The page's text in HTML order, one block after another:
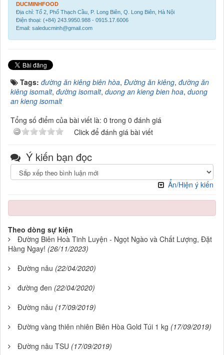
DUCMINHFOOD
Địa chỉ: Tổ 2, Phố Thạch Cầu, P. Long Biên, Q. Long Biên, Hà Nội
Điện thoại: (+84) 243.9950.988 - 0915.17.6006
Email: saleducminh@gmail.com
Tags: đường ăn kiêng biên hòa, Đường ăn kiêng, đường ăn
kiêng isomalt, đường isomalt, duong an kieng bien hoa, duong
an kieng isomalt
Tổng số điểm của bài viết là: 0 trong 0 đánh giá
Click để đánh giá bài viết
Ý kiến bạn đọc
Ẩn/Hiện ý kiến
Theo dòng sự kiện
Đường Biên Hoà Tinh Luyện - Ngọt Ngào và Chất Lượng, Đặt
Hàng Ngay! (26/11/2023)
Đường nâu (22/04/2020)
đường đen (22/04/2020)
Đường nâu (17/09/2019)
Đường vàng thiên nhiên Biên Hòa Gold Túi 1 kg (17/09/2019)
Đường nâu TSU (17/09/2019)